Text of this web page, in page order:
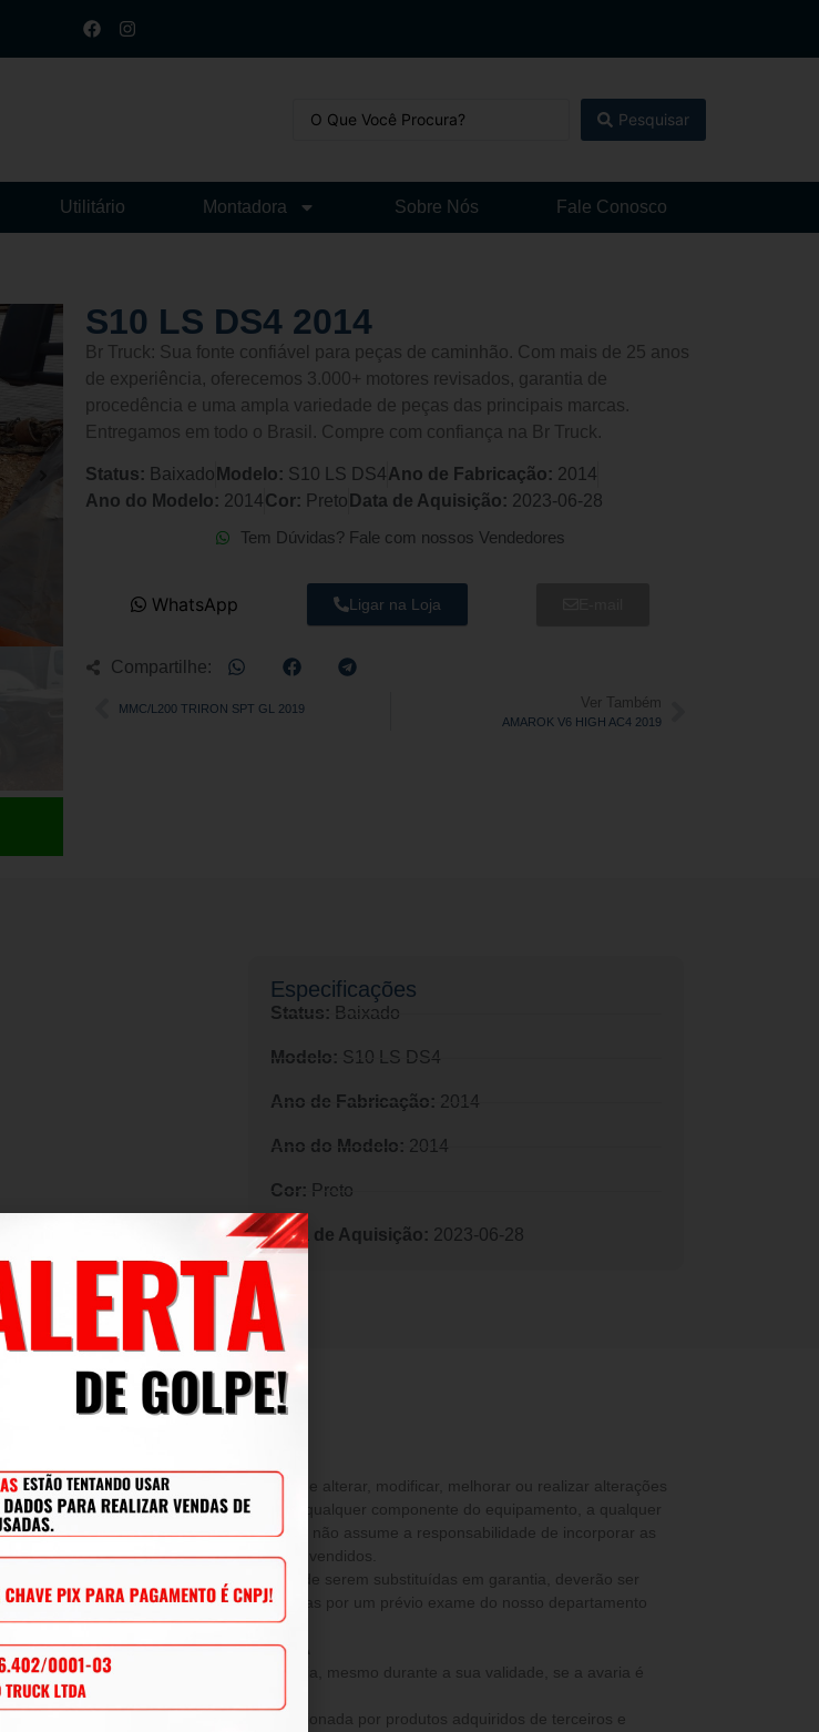
Pesquisar
Utilitário Montadora Sobre Nós Fale Conosco
S10 LS DS4 2014
Br Truck: Sua fonte confiável para peças de caminhão. Com mais de 25 anos
de experiência, oferecemos 3.000+ motores revisados, garantia de
procedência e uma ampla variedade de peças das principais marcas.
Entregamos em todo o Brasil. Compre com confiança na Br Truck.
Status: Baixado Modelo: S10 LS DS4Ano de Fabricação: 2014
Ano do Modelo: 2014Cor: Preto Data de Aquisição: 2023-06-28
Tem Dúvidas? Fale com nossos Vendedores
WhatsApp Ligar na Loja
Compartilhe:
MMC/L200 TRIRON SPT GL 2019 Ver Também
AMAROK V6 HIGH AC4 2019
Especificações​
Status: Baixado
Modelo: S10 LS DS4
Ano de Fabricação: 2014
Ano do Modelo: 2014
Cor: Preto
Data de Aquisição: 2023-06-28
dias
, e é
2.3 A reserva-se o direito de alterar, modificar, melhorar ou realizar alterações
que julgar necessário, em qualquer componente do equipamento, a qualquer
tempo, sem aviso prévio, e não assume a responsabilidade de incorporar as
alterações nos produtos já vendidos.
2.4 Todas as peças, a fim de serem substituídas em garantia, deverão ser
condicionalmente analisadas por um prévio exame do nosso departamento
técnico.
DA PERDA DE GARANTIA
Decorre a perda de garantia, mesmo durante a sua validade, se a avaria é
3.1 Incompatibilidade ocasionada por produtos adquiridos de terceiros e